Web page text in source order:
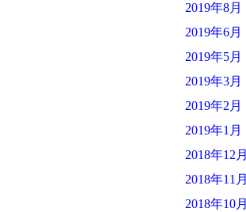
2019年8月
2019年6月
2019年5月
2019年3月
2019年2月
2019年1月
2018年12月
2018年11月
2018年10月